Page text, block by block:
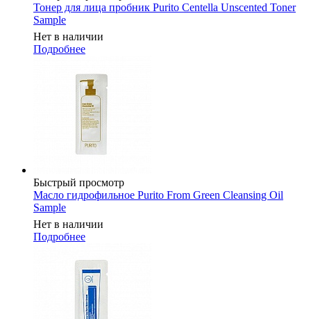
Тонер для лица пробник Purito Centella Unscented Toner
Sample
Нет в наличии
Подробнее
Быстрый просмотр
Масло гидрофильное Purito From Green Cleansing Oil
Sample
Нет в наличии
Подробнее